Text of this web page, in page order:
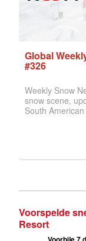
Voorspelde
Resort